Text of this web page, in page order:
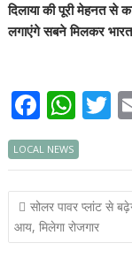
दिलाया की पूरी मेहनत से
लगाएंगे सबने मिलकर
F
ac
e
b
o
o
W
h
at
s
A
p
T
LOCAL NEWS
Post
navigation
सोलर पावर प्लांट से
आय, मिलेगा रोजगार